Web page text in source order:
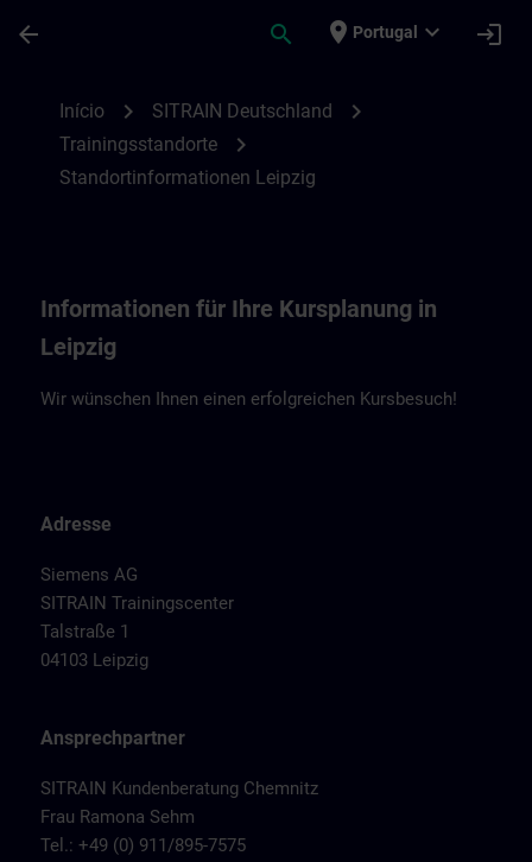
arrow_back search place Portugal expand_more login
Início chevron_right SITRAIN Deutschland chevron_right
Trainingsstandorte chevron_right
Standortinformationen Leipzig
Informationen für Ihre Kursplanung in
Leipzig
Wir wünschen Ihnen einen erfolgreichen Kursbesuch!
Adresse
Siemens AG
SITRAIN Trainingscenter
Talstraße 1
04103 Leipzig
Ansprechpartner
SITRAIN Kundenberatung Chemnitz
Frau Ramona Sehm
Tel.: +49 (0) 911/895-7575